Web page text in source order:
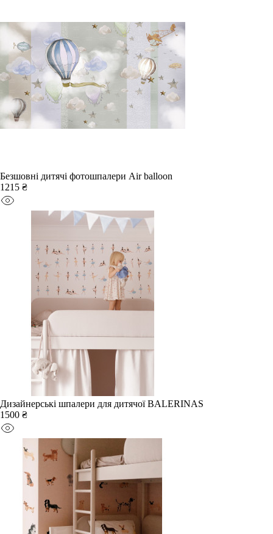
Безшовні дитячі фотошпалери Аir balloon
1215 ₴
Дизайнерські шпалери для дитячої BALERINAS
1500 ₴